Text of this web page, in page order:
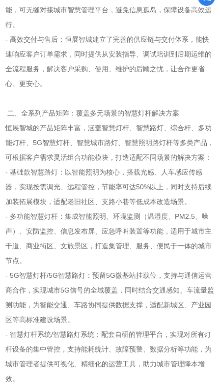
能，可无缝对接城市智慧管理平台，避免信息孤岛，保障设备高效运
行。
- 高效交付与售后：恒展智城建立了完善的供应链与交付体系，能快
速响应客户订单需求，同时提供从安装指导、调试培训到后期运维的
全流程服务，解决客户采购、使用、维护的后顾之忧，让合作更省
心、更安心。
二、全系列产品矩阵：覆盖多元场景的智慧灯杆解决方案
恒展智城的产品矩阵丰富，涵盖智慧灯杆、智慧路灯、综合杆、多功
能灯杆、5G智慧灯杆、智慧城市路灯、智慧照明路灯杆等多类产品，
可根据客户需求灵活组合功能模块，打造适配不同场景的解决方案：
- 基础款智慧路灯：以智能照明为核心，搭载光感、人车感应传感
器，实现按需调光、远程管控，节能率可达50%以上，同时支持后续
加装拓展模块，适配老旧社区、支路小巷等低成本改造场景。
- 多功能智慧灯杆：集成智能照明、环境监测（温湿度、PM2.5、噪
声）、安防监控、信息发布屏、应急呼叫装置等功能，适用于城市主
干道、商业街区、文旅景区，打造集管理、服务、便民于一体的城市
节点。
- 5G智慧灯杆/5G智慧路灯：预留5G微基站挂载位，支持与通信运营
商合作，实现城市5G信号的全域覆盖，同时结合交通感知、车流量监
测功能，为智能交通、车路协同提供数据支撑，适配新城区、产业园
区等高标准建设场景。
- 智慧灯杆系统/智慧路灯系统：配套自研的管理平台，实现对所有灯
杆设备的集中管控，支持能耗统计、故障预警、数据分析等功能，为
城市管理者提供可视化、精细化的运营工具，助力城市管理降本增
效。